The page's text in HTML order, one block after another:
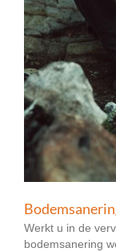
Werkt u in de
bodemsanering